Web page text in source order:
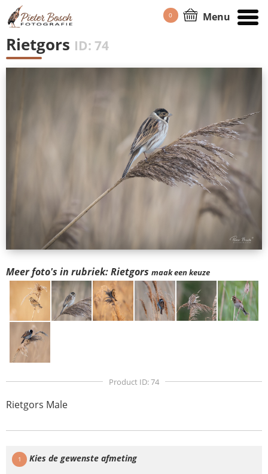
0 Menu
HOME/PORTFOLIO
Rietgors ID: 74
Meer foto's in rubriek: Rietgors maak een keuze
Product ID: 74
Rietgors Male
1
Kies de gewenste afmeting